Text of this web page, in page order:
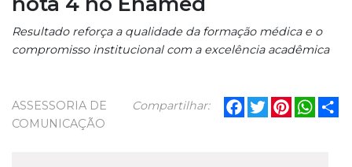
Resultado reforça a qualidade da formação médica e o
compromisso institucional com a excelência acadêmica
Compartilhar: Facebook
TwitterPinterest
ASSESSORIA DE
COMUNICAÇÃO